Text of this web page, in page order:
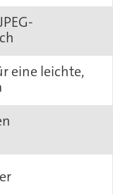
eine leichte,